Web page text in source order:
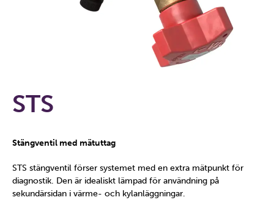
STS
Stängventil med mätuttag
STS stängventil förser systemet med en extra mätpunkt för
diagnostik. Den är idealiskt lämpad för användning på
sekundärsidan i värme- och kylanläggningar.